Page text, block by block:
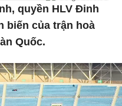
quyền HLV Đinh
biến của trận hoà
Quốc.